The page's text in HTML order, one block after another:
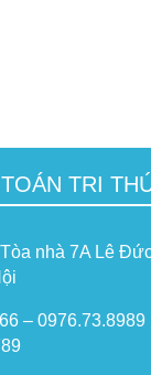
TRI
nhà 7A Lê
– 0976.73.8989